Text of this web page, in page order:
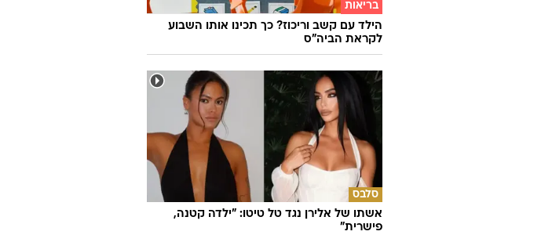
בריאות
הילד עם קשב וריכוז? כך תכינו אותו השבוע
לקראת הביה"ס
סלבס
אשתו של אלירן נגד טל טיטו: "ילדה קטנה,
פישרית"